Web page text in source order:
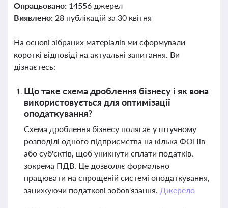
Опрацьовано: 14556 джерел
Виявлено: 28 публікацій за 30 квітня
На основі зібраних матеріалів ми сформували
короткі відповіді на актуальні запитання. Ви
дізнаєтесь:
Що таке схема дроблення бізнесу і як вона
використовується для оптимізації
оподаткування?
Схема дроблення бізнесу полягає у штучному
розподілі одного підприємства на кілька ФОПів
або суб'єктів, щоб уникнути сплати податків,
зокрема ПДВ. Це дозволяє формально
працювати на спрощеній системі оподаткування,
занижуючи податкові зобов'язання. Джерело